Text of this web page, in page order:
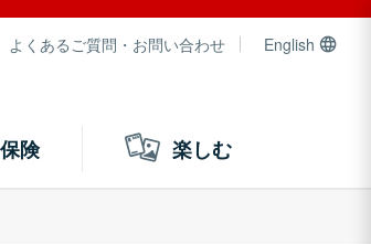
よくあるご質問・お問い合わせ English
険 楽しむ